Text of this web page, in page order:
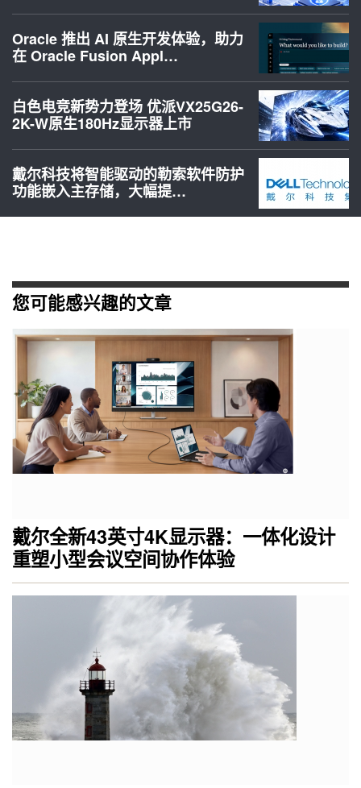
Oracle 推出 AI 原生开发体验，助力
在 Oracle Fusion Appl…
白色电竞新势力登场 优派VX25G26-
2K-W原生180Hz显示器上市
戴尔科技将智能驱动的勒索软件防护
功能嵌入主存储，大幅提…
您可能感兴趣的文章
戴尔全新43英寸4K显示器：一体化设计
重塑小型会议空间协作体验